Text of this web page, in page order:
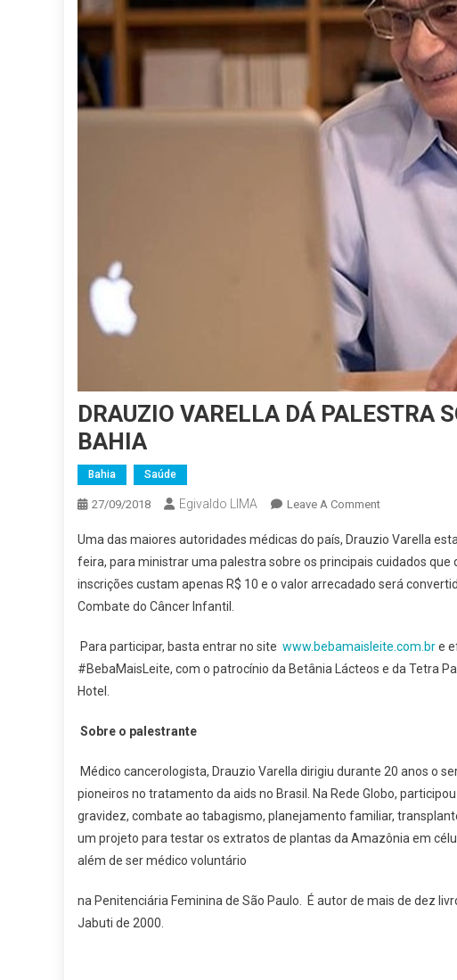
DRAUZIO VARELLA DÁ PALESTRA
BAHIA
Bahia Saúde
27/09/2018 Egivaldo LIMA Leave A CommentOn
VARELLA
DÁ
PALESTRA
DIA
QUATRO
Uma das maiores autoridades médicas do país, Drauzio Varella
feira, para ministrar uma palestra sobre os principais cuidados
inscrições custam apenas R$ 10 e o valor arrecadado será
Combate do Câncer Infantil.
Para participar, basta entrar no site www.bebamaisleite.com.bre
#BebaMaisLeite, com o patrocínio da Betânia Lácteos e da Tetra
Hotel.
Sobre o palestrante
Médico cancerologista, Drauzio Varella dirigiu durante 20 anos o
pioneiros no tratamento da aids no Brasil. Na Rede Globo,
gravidez, combate ao tabagismo, planejamento familiar,
um projeto para testar os extratos de plantas da Amazônia em
além de ser médico voluntário
na Penitenciária Feminina de São Paulo. É autor de mais de dez
Jabuti de 2000.